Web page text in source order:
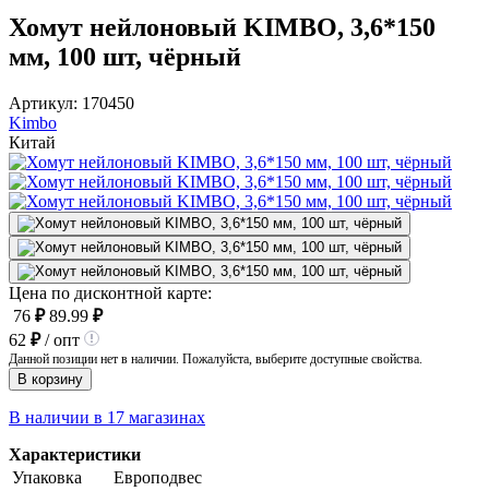
Хомут нейлоновый KIMBO, 3,6*150
мм, 100 шт, чёрный
Артикул: 170450
Kimbo
Китай
Цена по дисконтной карте:
76 ₽ 89.99 ₽
62 ₽/ опт
Данной позиции нет в наличии. Пожалуйста, выберите доступные свойства.
В корзину
В наличии в 17 магазинах
Характеристики
Упаковка
Европодвес